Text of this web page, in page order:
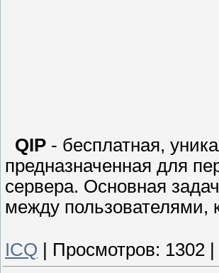
QIP - бесплатная,
предназначенная для
сервера. Основная
между пользователями,
ICQ | Просмотров: 1302 |